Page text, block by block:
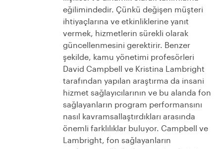
eğilimindedir. Çünkü değişen müşteri
ihtiyaçlarına ve etkinliklerine yanıt
vermek, hizmetlerin sürekli olarak
güncellenmesini gerektirir. Benzer
şekilde, kamu yönetimi profesörleri
David Campbell ve Kristina Lambright
tarafından yapılan araştırma da insani
hizmet sağlayıcılarının ve bu alanda fon
sağlayanların program performansını
nasıl kavramsallaştırdıkları arasında
önemli farklılıklar buluyor. Campbell ve
Lambright, fon sağlayanların